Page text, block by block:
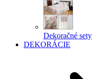
Dekoračné sety
DEKORÁCIE